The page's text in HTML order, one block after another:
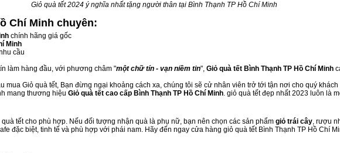
Giỏ quà tết 2024 ý nghĩa nhất tặng người thân tại Bình Thạnh TP Hồ Chí Minh
Chí Minh chuyên:
chính hãng giá gốc
Minh
cầu
làm hàng đầu, với phương châm "một chữ tín - vạn niềm tin", Giỏ quà tết Bình Thạnh TP Hồ Chí Minh
mua Giỏ quà tết, Bạn đừng ngại khoảng cách xa, chúng tôi sẽ cử nhân viên trở tới tận nơi cho quý
mang thương hiệu Giỏ quà tết cao cấp Bình Thạnh TP Hồ Chí Minh. giỏ quà tết đẹp nhất 2023 luôn là
tết cho phù hợp. Nếu đối tượng nhận quà là phụ nữ, bạn nên chọn các sản phẩm giỏ trái cây, rượu
đặc biệt, tinh tế và phù hợp với phái nam. Hãy đến ngay cửa hàng giỏ quà tết Bình Thạnh TP Hồ Chí